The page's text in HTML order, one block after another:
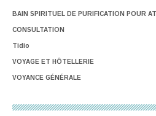
BAIN SPIRITUEL DE PURIFICATION POUR
CONSULTATION
Tidio
VOYAGE ET HÔTELLERIE
VOYANCE GÉNÉRALE